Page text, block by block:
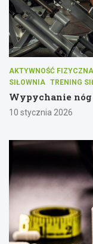
AKTYWNOŚĆ FIZYCZNA
SIŁOWNIA TRENING
Wypychanie
10 stycznia 2026